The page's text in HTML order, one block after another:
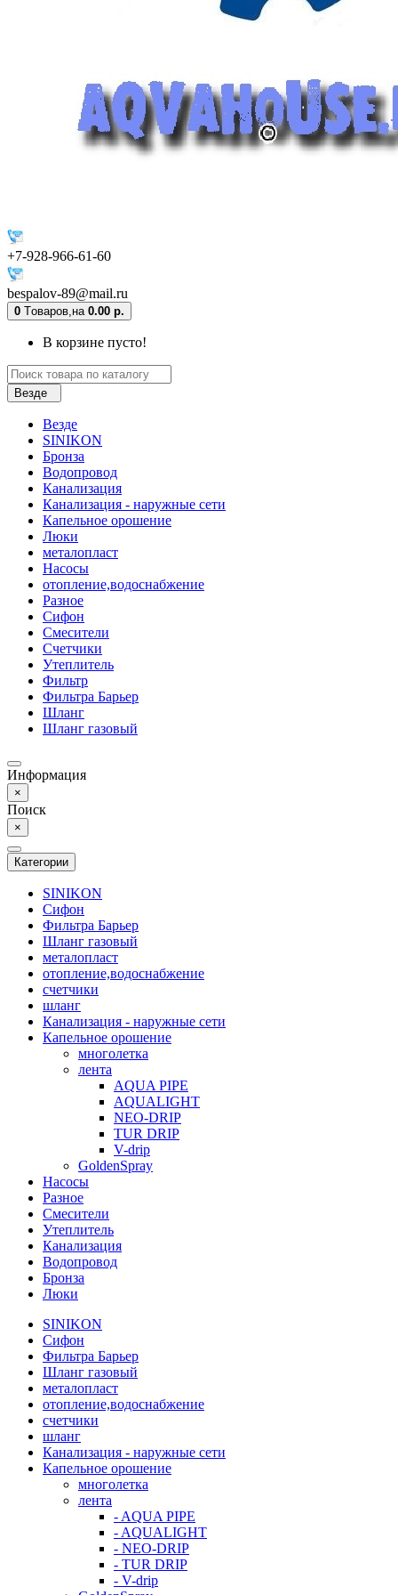
+7-928-966-61-60
bespalov-89@mail.ru
0 Tоваров,на 0.00 р.
В корзине пусто!
Везде
Везде
SINIKON
Бронза
Водопровод
Канализация
Канализация - наружные сети
Капельное орошение
Люки
металопласт
Насосы
отопление,водоснабжение
Разное
Сифон
Смесители
Счетчики
Утеплитель
Фильтр
Фильтра Барьер
Шланг
Шланг газовый
Информация
×
Поиск
×
Категории
SINIKON
Сифон
Фильтра Барьер
Шланг газовый
металопласт
отопление,водоснабжение
счетчики
шланг
Канализация - наружные сети
Капельное орошение
многолетка
лента
AQUA PIPE
AQUALIGHT
NEO-DRIP
TUR DRIP
V-drip
GoldenSpray
Насосы
Разное
Смесители
Утеплитель
Канализация
Водопровод
Бронза
Люки
SINIKON
Сифон
Фильтра Барьер
Шланг газовый
металопласт
отопление,водоснабжение
счетчики
шланг
Канализация - наружные сети
Капельное орошение
многолетка
лента
- AQUA PIPE
- AQUALIGHT
- NEO-DRIP
- TUR DRIP
- V-drip